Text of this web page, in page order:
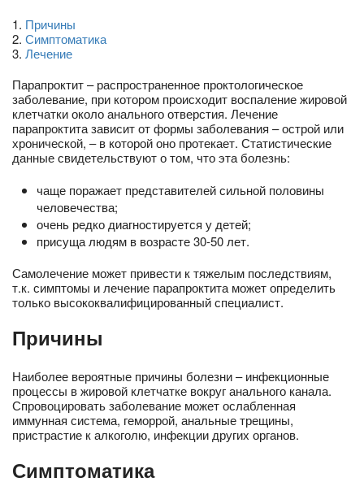
1. Причины
2. Симптоматика
3. Лечение
Парапроктит – распространенное проктологическое
заболевание, при котором происходит воспаление жировой
клетчатки около анального отверстия. Лечение
парапроктита зависит от формы заболевания – острой или
хронической, – в которой оно протекает. Статистические
данные свидетельствуют о том, что эта болезнь:
чаще поражает представителей сильной половины
человечества;
очень редко диагностируется у детей;
присуща людям в возрасте 30-50 лет.
Самолечение может привести к тяжелым последствиям,
т.к. симптомы и лечение парапроктита может определить
только высококвалифицированный специалист.
Причины
Наиболее вероятные причины болезни – инфекционные
процессы в жировой клетчатке вокруг анального канала.
Спровоцировать заболевание может ослабленная
иммунная система, геморрой, анальные трещины,
пристрастие к алкоголю, инфекции других органов.
Симптоматика